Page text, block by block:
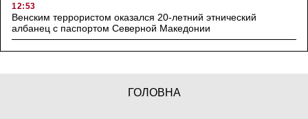
12:53
Венским террористом оказался 20-летний этнический
албанец с паспортом Северной Македонии
ГОЛОВНА